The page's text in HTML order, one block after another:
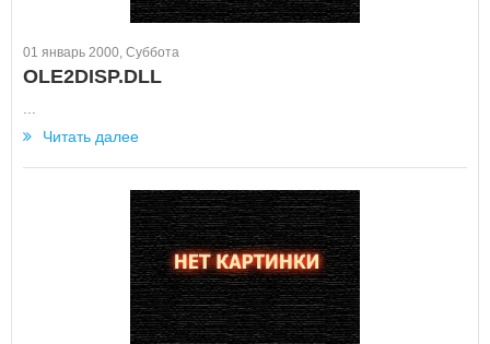
01 январь 2000, Суббота
OLE2DISP.DLL
Читать далее